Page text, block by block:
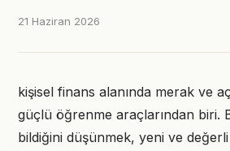
21 Haziran 2026
kişisel finans alanında merak ve
güçlü öğrenme araçlarından biri.
bildiğini düşünmek, yeni ve